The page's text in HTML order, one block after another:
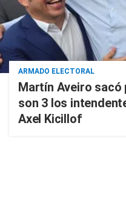
ARMADO ELECTORAL
Martín Aveiro sacó
son 3 los
Axel Kicillof